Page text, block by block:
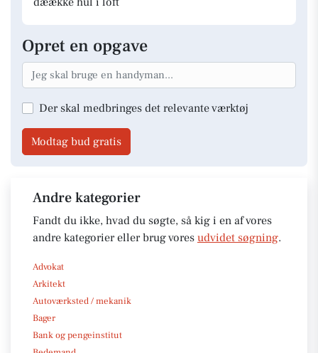
Opret en opgave
Der skal medbringes det relevante værktøj
Modtag bud gratis
Andre kategorier
Fandt du ikke, hvad du søgte, så kig i en af vores
andre kategorier eller brug vores udvidet søgning.
Advokat
Arkitekt
Autoværksted / mekanik
Bager
Bank og pengeinstitut